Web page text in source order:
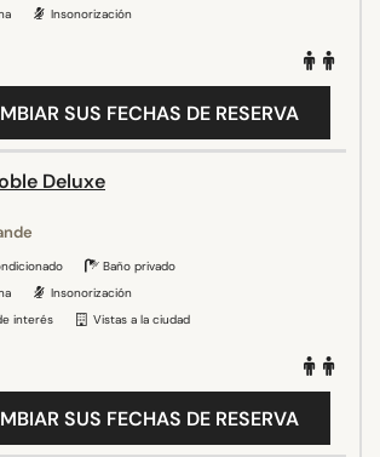
Insonorización
SUS FECHAS DE RESERVA
Deluxe
Baño privado
Insonorización
interés
Vistas a la ciudad
SUS FECHAS DE RESERVA